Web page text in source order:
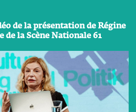
de la présentation de Régine
la Scène Nationale 61